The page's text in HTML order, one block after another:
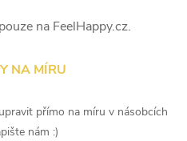
na FeelHappy.cz.
NA MÍRU
přímo na míru v násobcích
nám :)